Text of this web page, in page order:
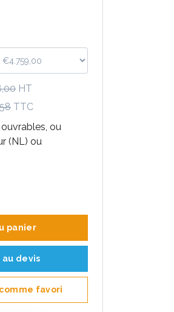
HT
TTC
ou
(NL) ou
panier
devis
favori